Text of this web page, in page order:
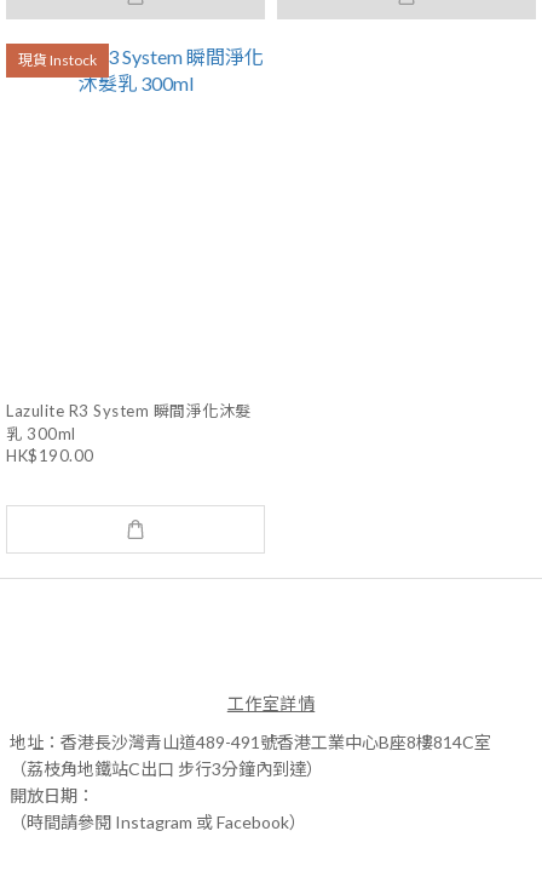
現貨 Instock
Lazulite R3 System 瞬間淨化沐髮
乳 300ml
HK$190.00
工作室詳情
地址：香港長沙灣青山道489-491號香港工業中心B座8樓814C室
（荔枝角地鐵站C出口 步行3分鐘內到達）
開放日期：
（時間請參閱 Instagram 或 Facebook）